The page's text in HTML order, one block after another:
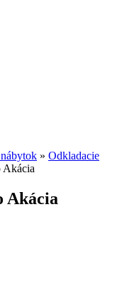
» Odkladacie
Akácia
Akácia